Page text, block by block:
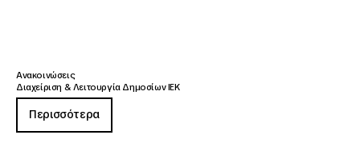
Ανακοινώσεις
Διαχείριση & Λειτουργία Δημοσίων ΙΕΚ
Περισσότερα